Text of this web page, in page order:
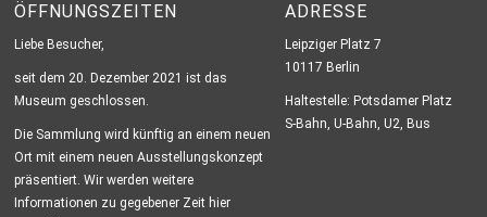
ÖFFNUNGSZEITEN
Liebe Besucher,
seit dem 20. Dezember 2021 ist das
Museum geschlossen.
Die Sammlung wird künftig an einem neuen
Ort mit einem neuen Ausstellungskonzept
präsentiert. Wir werden weitere
Informationen zu gegebener Zeit hier
ADRESSE
Leipziger Platz 7
10117 Berlin
Haltestelle: Potsdamer Platz
S-Bahn, U-Bahn, U2, Bus